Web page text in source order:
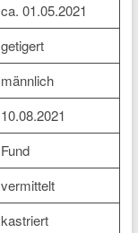
ca. 01.05.2021
getigert
männlich
10.08.2021
Fund
vermittelt
kastriert